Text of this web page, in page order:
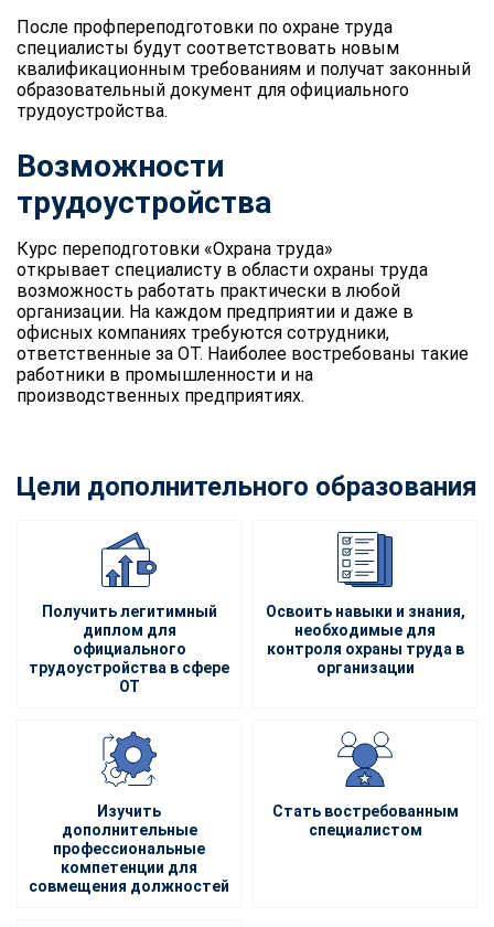
После профпереподготовки по охране труда
специалисты будут соответствовать новым
квалификационным требованиям и получат законный
образовательный документ для официального
трудоустройства.
Возможности
трудоустройства
Курс переподготовки «Охрана труда»
открывает специалисту в области охраны труда
возможность работать практически в любой
организации. На каждом предприятии и даже в
офисных компаниях требуются сотрудники,
ответственные за ОТ. Наиболее востребованы такие
работники в промышленности и на
производственных предприятиях.
Цели дополнительного образования
Получить легитимный
диплом для
официального
трудоустройства в сфере
ОТ
Освоить навыки и знания,
необходимые для
контроля охраны труда в
организации
Изучить
дополнительные
профессиональные
компетенции для
совмещения должностей
Стать востребованным
специалистом